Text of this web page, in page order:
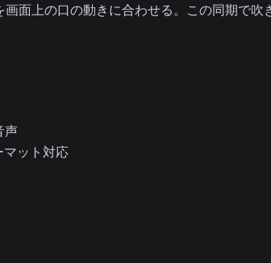
面上の口の動きに合わせる。この同期で
声
マット対応